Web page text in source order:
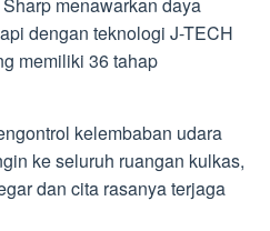
menawarkan daya
dengan teknologi J-TECH
memiliki 36 tahap
kelembaban udara
ke seluruh ruangan kulkas,
dan cita rasanya terjaga